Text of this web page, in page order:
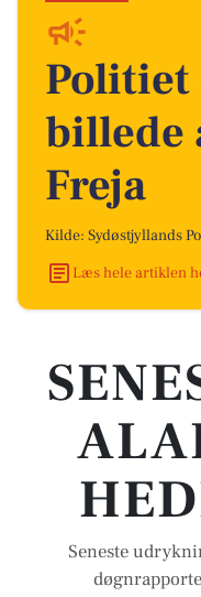
billede
Freja
Kilde: Sydøstjyllands
Læs hele artiklen
Seneste